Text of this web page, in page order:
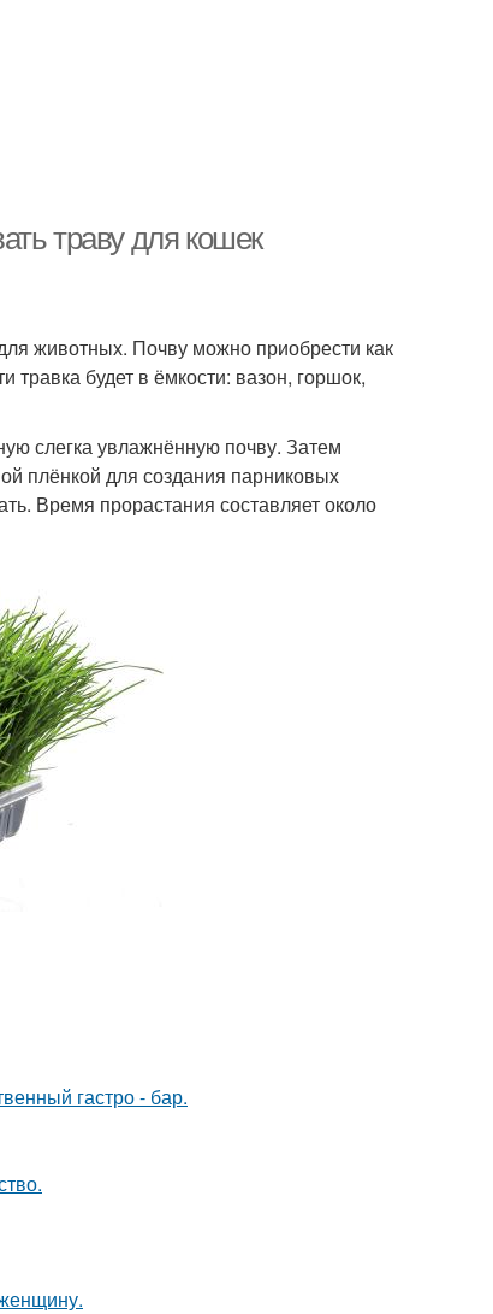
траву для кошек
животных. Почву можно приобрести как
травка будет в ёмкости: вазон, горшок,
слегка увлажнённую почву. Затем
плёнкой для создания парниковых
Время прорастания составляет около
гастро - бар.